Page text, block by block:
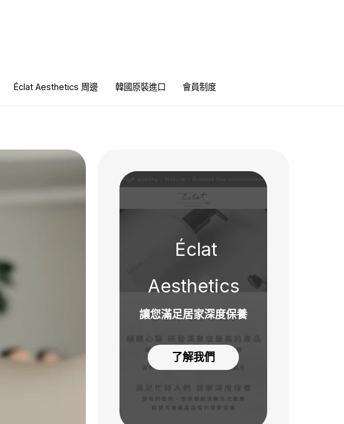
Éclat Aesthetics 周邊 韓國原裝進口 會員制度
Éclat
Aesthetics
讓您滿足居家深度保養
了解我們